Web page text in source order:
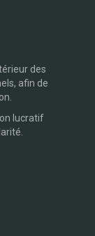
des
afin de
lucratif